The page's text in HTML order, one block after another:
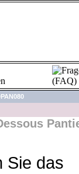
Sie das